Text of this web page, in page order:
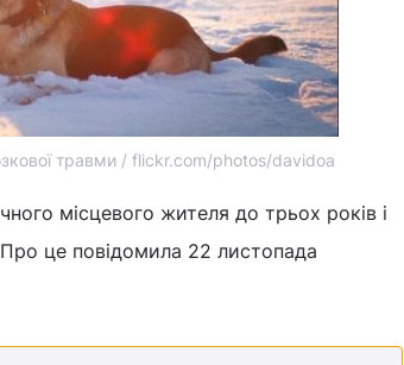
травми / flickr.com/photos/davidoa
місцевого жителя до трьох років і
Про це повідомила 22 листопада